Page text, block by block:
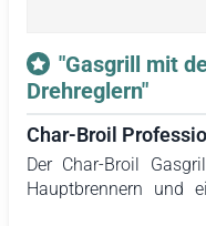
"Gasgrill mit
Drehreglern"
Char-Broil
Der Char-Broil
Hauptbrennern und